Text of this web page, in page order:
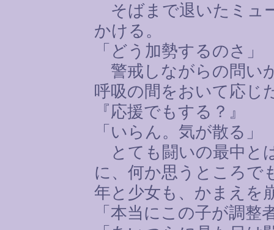
そばまで退いたミュ
かける。
「どう加勢するのさ」
警戒しながらの問い
呼吸の間をおいて応じ
『応援でもする？』
「いらん。気が散る」
とても闘いの最中と
に、何か思うところで
年と少女も、かまえを
「本当にこの子が調整